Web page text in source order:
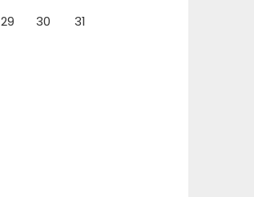
29 30
31